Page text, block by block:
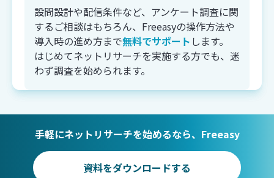
10個まで（2問換算）
テキストボックス
（自由入力）
回答欄1個ごとに1問換算
設問設計や配信条件など、アンケート調査に関
するご相談はもちろん、Freeasyの操作方法や
導入時の進め方まで無料でサポート します。
はじめてネットリサーチを実施する方でも、迷
わず調査を始められます。
手軽にネットリサーチを始めるなら、Freeasy
資料をダウンロードする